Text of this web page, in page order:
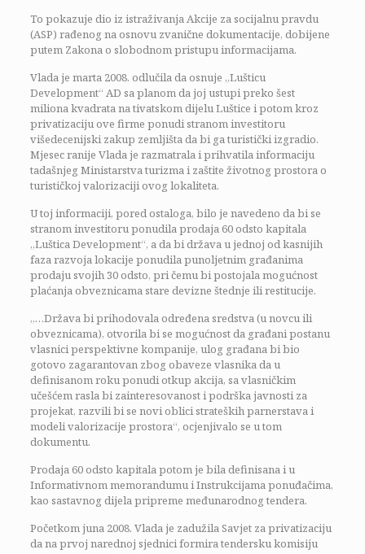
To pokazuje dio iz istraživanja Akcije za socijalnu pravdu
(ASP) rađenog na osnovu zvanične dokumentacije, dobijene
putem Zakona o slobodnom pristupu informacijama.
Vlada je marta 2008. odlučila da osnuje „Lušticu
Development“ AD sa planom da joj ustupi preko šest
miliona kvadrata na tivatskom dijelu Luštice i potom kroz
privatizaciju ove firme ponudi stranom investitoru
višedecenijski zakup zemljišta da bi ga turistički izgradio.
Mjesec ranije Vlada je razmatrala i prihvatila informaciju
tadašnjeg Ministarstva turizma i zaštite životnog prostora o
turističkoj valorizaciji ovog lokaliteta.
U toj informaciji, pored ostaloga, bilo je navedeno da bi se
stranom investitoru ponudila prodaja 60 odsto kapitala
„Luštica Development“, a da bi država u jednoj od kasnijih
faza razvoja lokacije ponudila punoljetnim građanima
prodaju svojih 30 odsto, pri čemu bi postojala mogućnost
plaćanja obveznicama stare devizne štednje ili restitucije.
„…Država bi prihodovala određena sredstva (u novcu ili
obveznicama), otvorila bi se mogućnost da građani postanu
vlasnici perspektivne kompanije, ulog građana bi bio
gotovo zagarantovan zbog obaveze vlasnika da u
definisanom roku ponudi otkup akcija, sa vlasničkim
učešćem rasla bi zainteresovanost i podrška javnosti za
projekat, razvili bi se novi oblici strateških parnerstava i
modeli valorizacije prostora“, ocjenjivalo se u tom
dokumentu.
Prodaja 60 odsto kapitala potom je bila definisana i u
Informativnom memorandumu i Instrukcijama ponuđačima,
kao sastavnog dijela pripreme međunarodnog tendera.
Početkom juna 2008. Vlada je zadužila Savjet za privatizaciju
da na prvoj narednoj sjednici formira tendersku komisiju